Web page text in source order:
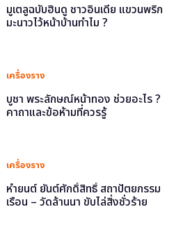
มูเตลูฉบับฮินดู ชาวอินเดีย แขวนพริก
มะนาวไว้หน้าบ้านทำไม ?
เครื่องราง
บูชา พระลักษณ์หน้าทอง ช่วยอะไร ?
คาถาและข้อห้ามที่ควรรู้
เครื่องราง
หำยนต์ ยันต์ศักดิ์สิทธิ์ สถาปัตยกรรม
เรือน – วัดล้านนา ขับไล่สิ่งชั่วร้าย